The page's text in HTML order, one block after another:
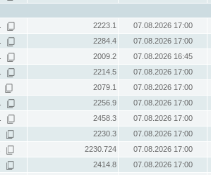
2223.1
07.08.2026 17:00
2284.4
07.08.2026 17:00
2009.2
07.08.2026 16:45
2214.5
07.08.2026 17:00
2079.1
07.08.2026 17:00
2256.9
07.08.2026 17:00
2458.3
07.08.2026 17:00
2230.3
07.08.2026 17:00
2230.724
07.08.2026 17:00
2414.8
07.08.2026 17:00